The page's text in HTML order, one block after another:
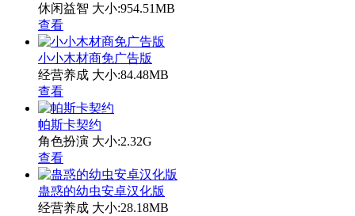
休闲益智 大小:954.51MB
查看
小小木材商免广告版
经营养成 大小:84.48MB
查看
帕斯卡契约
角色扮演 大小:2.32G
查看
蛊惑的幼虫安卓汉化版
经营养成 大小:28.18MB